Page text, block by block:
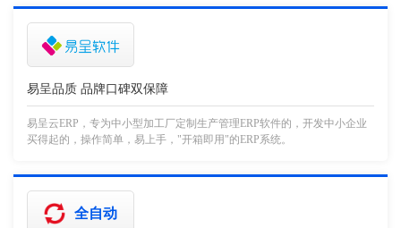
易呈品质 品牌口碑双保障
易呈云ERP，专为中小型加工厂定制生产管理ERP软件的，开发中小企业
买得起的，操作简单，易上手，"开箱即用"的ERP系统。
全自动